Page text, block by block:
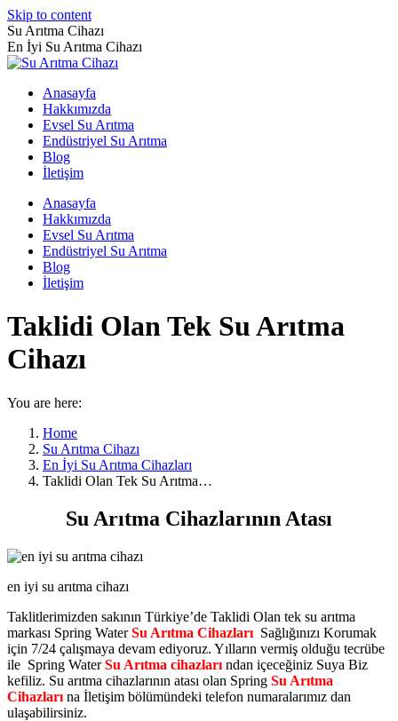
Skip to content
Su Arıtma Cihazı
En İyi Su Arıtma Cihazı
Anasayfa
Hakkımızda
Evsel Su Arıtma
Endüstriyel Su Arıtma
Blog
İletişim
Anasayfa
Hakkımızda
Evsel Su Arıtma
Endüstriyel Su Arıtma
Blog
İletişim
Taklidi Olan Tek Su Arıtma
Cihazı
You are here:
Home
Su Arıtma Cihazı
En İyi Su Arıtma Cihazları
Taklidi Olan Tek Su Arıtma…
Su Arıtma Cihazlarının Atası
en iyi su arıtma cihazı
Taklitlerimizden sakının Türkiye’de Taklidi Olan tek su arıtma
markası Spring WaterSu Arıtma Cihazları Sağlığınızı Korumak
için 7/24 çalışmaya devam ediyoruz. Yılların vermiş olduğu tecrübe
ile Spring WaterSu Arıtma cihazları ndan içeceğiniz Suya Biz
kefiliz. Su arıtma cihazlarının atası olan Spring Su Arıtma
Cihazları na İletişim bölümündeki telefon numaralarımız dan
ulaşabilirsiniz.